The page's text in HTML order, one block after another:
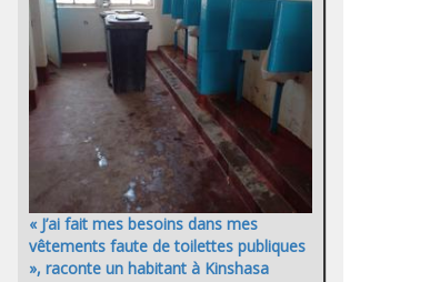
« J’ai fait mes besoins dans mes
vêtements faute de toilettes publiques
», raconte un habitant à Kinshasa